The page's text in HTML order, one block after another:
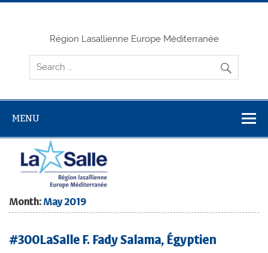
Skip
Région Lasallienne Europe Méditerranée
MENU
Month: May 2019
#300LaSalle F. Fady Salama, Égyptien